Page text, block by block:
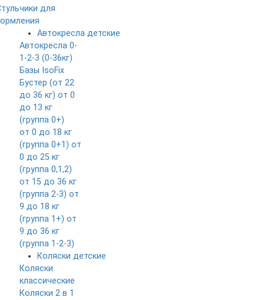
для
Автокресла детские
Автокресла 0-
1-2-3 (0-36кг)
Базы IsoFix
Бустер (от 22
до 36 кг) от 0
до 13 кг
(группа 0+)
от 0 до 18 кг
(группа 0+1) от
0 до 25 кг
(группа 0,1,2)
от 15 до 36 кг
(группа 2-3) от
9 до 18 кг
(группа 1+) от
9 до 36 кг
(группа 1-2-3)
Коляски детские
Коляски
классические
Коляски 2 в 1